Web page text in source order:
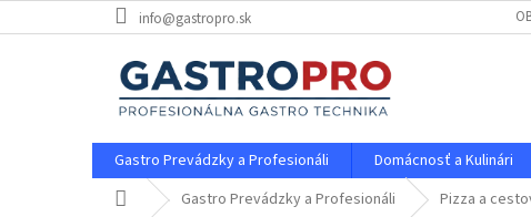
na
info@gastropro.sk
Gastro Prevádzky a Profesionáli Domácnosť a Kulinári
Domov Gastro Prevádzky a Profesionáli Pizza a